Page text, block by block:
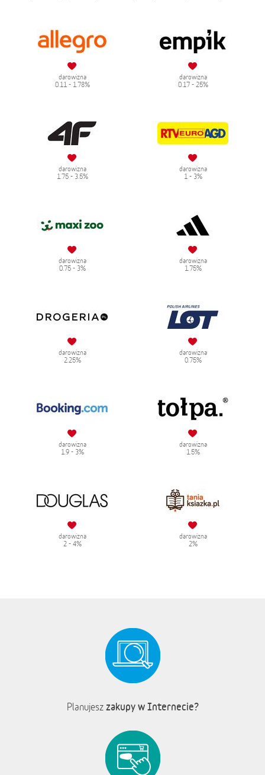
darowizna
0.11 - 1.78%
darowizna
0.17 - 25%
darowizna
1.75 - 3.5%
darowizna
1 - 3%
darowizna
0.75 - 3%
darowizna
1.75%
darowizna
2.25%
darowizna
0.75%
darowizna
1.9 - 3%
darowizna
1.5%
darowizna
2 - 4%
darowizna
2%
Planujesz zakupy w Internecie?